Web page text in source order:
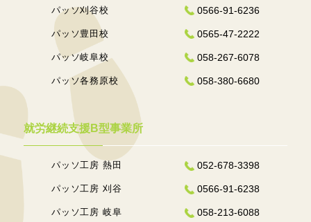
パッソ刈谷校 0566-91-6236
パッソ豊田校 0565-47-2222
パッソ岐阜校 058-267-6078
パッソ各務原校 058-380-6680
就労継続支援B型事業所
パッソ工房 熱田 052-678-3398
パッソ工房 刈谷 0566-91-6238
パッソ工房 岐阜 058-213-6088